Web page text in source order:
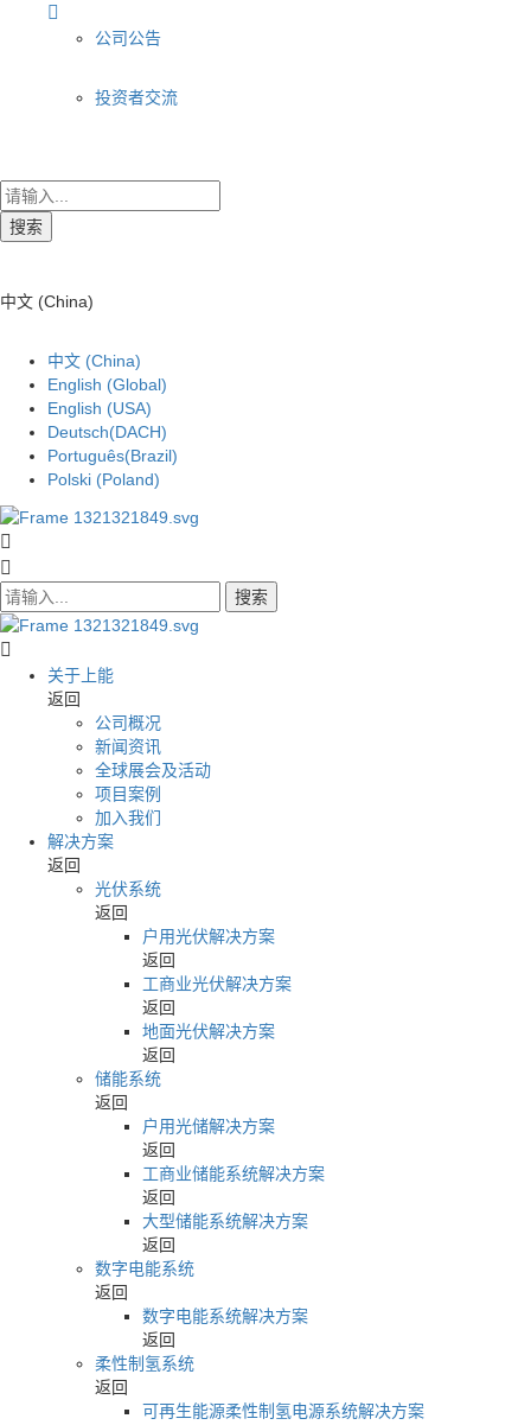
公司公告
投资者交流
搜索
中文 (China)
中文 (China)
English (Global)
English (USA)
Deutsch(DACH)
Português(Brazil)
Polski (Poland)
搜索
关于上能
返回
公司概况
新闻资讯
全球展会及活动
项目案例
加入我们
解决方案
返回
光伏系统
返回
户用光伏解决方案
返回
工商业光伏解决方案
返回
地面光伏解决方案
返回
储能系统
返回
户用光储解决方案
返回
工商业储能系统解决方案
返回
大型储能系统解决方案
返回
数字电能系统
返回
数字电能系统解决方案
返回
柔性制氢系统
返回
可再生能源柔性制氢电源系统解决方案